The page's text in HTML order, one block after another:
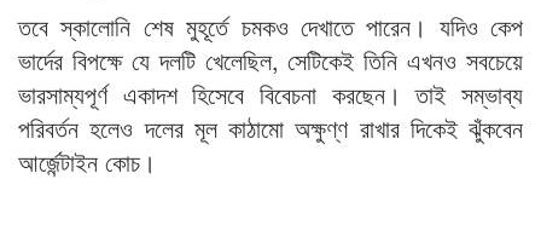
তবে স্কালোনি শেষ মুহূর্তে চমকও দেখাতে পারেন। যদিও কেপ
ভার্দের বিপক্ষে যে দলটি খেলেছিল, সেটিকেই তিনি এখনও সবচেয়ে
ভারসাম্যপূর্ণ একাদশ হিসেবে বিবেচনা করছেন। তাই সম্ভাব্য
পরিবর্তন হলেও দলের মূল কাঠামো অক্ষুণ্ণ রাখার দিকেই ঝুঁকবেন
আর্জেন্টাইন কোচ।